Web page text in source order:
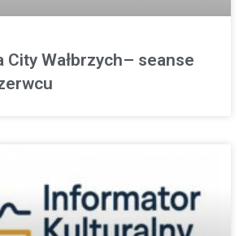
City Wałbrzych– seanse